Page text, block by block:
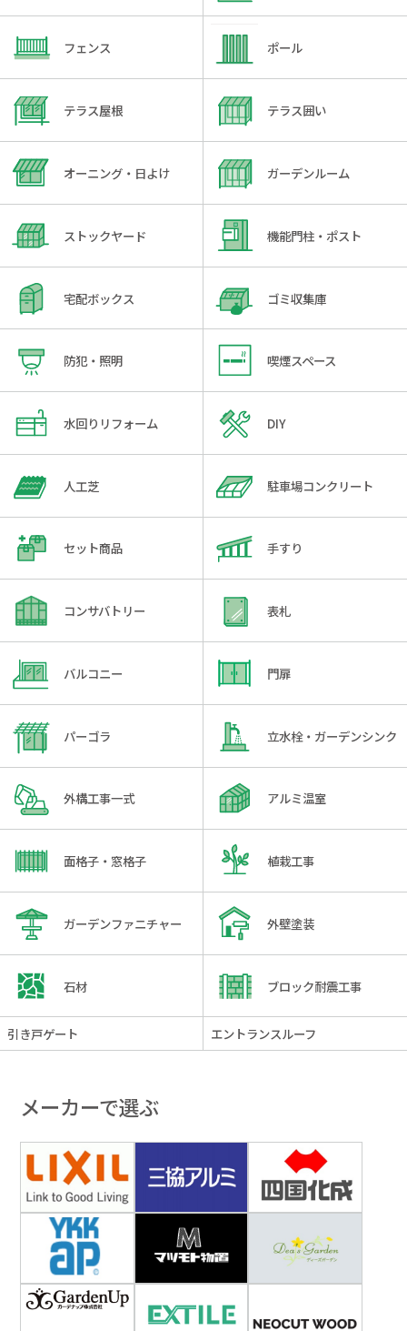
フェンス ポール
テラス屋根 テラス囲い
オーニング・日よけ ガーデンルーム
ストックヤード 機能門柱・ポスト
宅配ボックス ゴミ収集庫
防犯・照明 喫煙スペース
水回りリフォーム DIY
人工芝 駐車場コンクリート
セット商品 手すり
コンサバトリー 表札
バルコニー 門扉
パーゴラ 立水栓・ガーデンシンク
外構工事一式 アルミ温室
面格子・窓格子 植栽工事
ガーデンファニチャー 外壁塗装
石材 ブロック耐震工事
引き戸ゲート エントランスルーフ
メーカーで選ぶ